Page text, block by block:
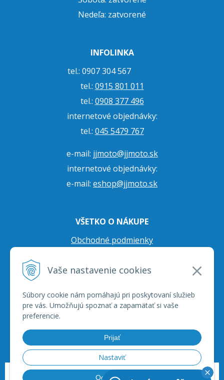
Vaše nastavenie cookies
Súbory cookie nám pomáhajú pri poskytovaní služieb
pre vás. Umožňujú spoznať a zapamätať si vaše
preferencie.
Prijať
Nastaviť
Odmietnuť
Nedeľa: zatvorené
INFOLINKA
tel.: 0907 304 567
tel.: 0915 801 011
tel.: 0908 377 496
internetové objednávky:
tel.: 045 5479 767
e-mail: jjmoto@jjmoto.sk
internetové objednávky:
e-mail: eshop@jjmoto.sk
VŠETKO O NÁKUPE
Obchodné podmienky
Prepravné podmienky
© 2026 JJ Moto - skútre, štvorkolky, moto príslušenstvo, ich servis. • tvorba